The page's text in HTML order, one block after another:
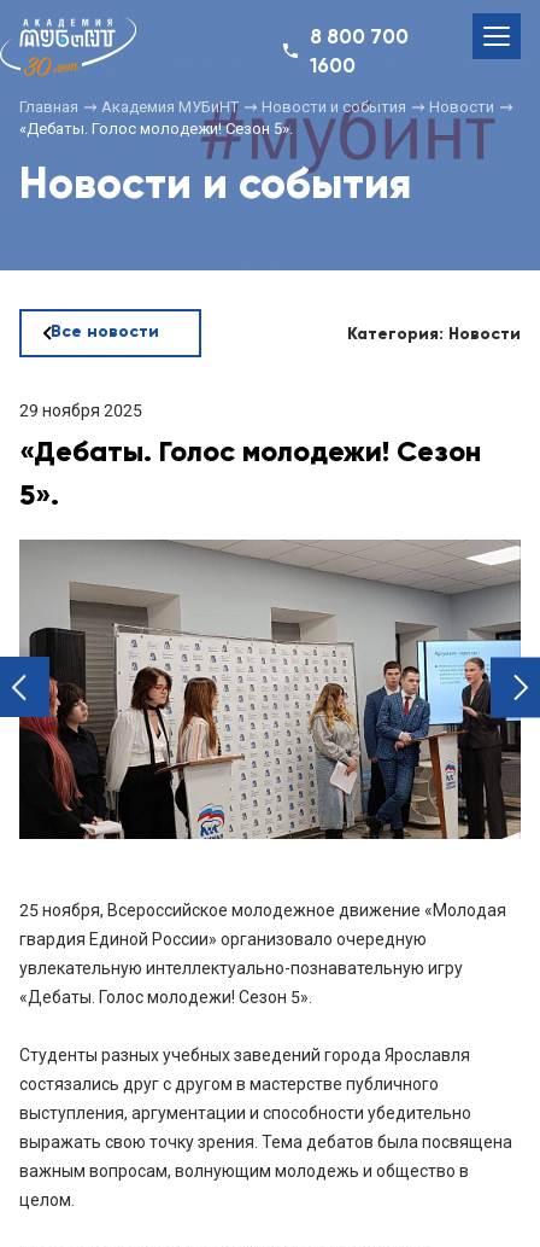
8 800 700
1600
Главная Академия МУБиНТ Новости и события
Новости
«Дебаты. Голос молодежи! Сезон 5».
Новости и события
Все новости Категория: Новости
29 ноября 2025
«Дебаты. Голос молодежи! Сезон
5».
prev
next
25 ноября, Всероссийское молодежное движение «Молодая
гвардия Единой России» организовало очередную
увлекательную интеллектуально-познавательную игру
«Дебаты. Голос молодежи! Сезон 5».
Студенты разных учебных заведений города Ярославля
состязались друг с другом в мастерстве публичного
выступления, аргументации и способности убедительно
выражать свою точку зрения. Тема дебатов была посвящена
важным вопросам, волнующим молодежь и общество в
целом.